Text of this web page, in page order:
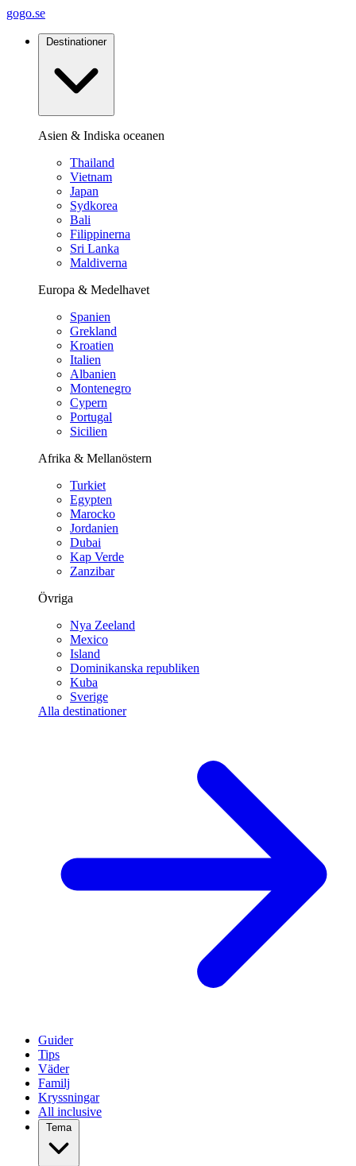
gogo.se
Destinationer
Asien & Indiska oceanen
Thailand
Vietnam
Japan
Sydkorea
Bali
Filippinerna
Sri Lanka
Maldiverna
Europa & Medelhavet
Spanien
Grekland
Kroatien
Italien
Albanien
Montenegro
Cypern
Portugal
Sicilien
Afrika & Mellanöstern
Turkiet
Egypten
Marocko
Jordanien
Dubai
Kap Verde
Zanzibar
Övriga
Nya Zeeland
Mexico
Island
Dominikanska republiken
Kuba
Sverige
Alla destinationer
Guider
Tips
Väder
Familj
Kryssningar
All inclusive
Tema